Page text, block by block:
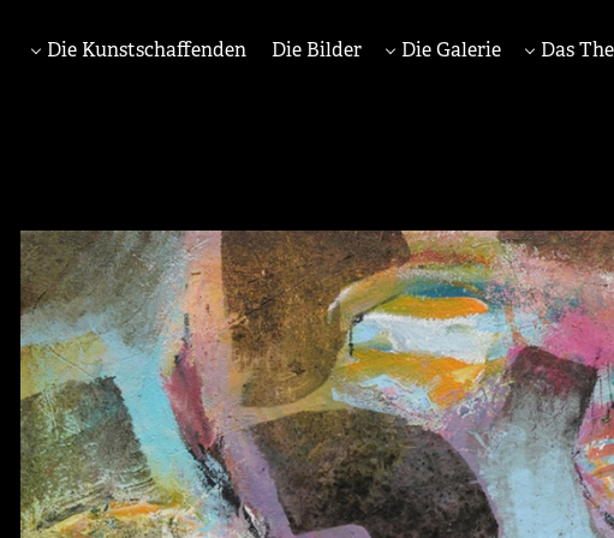
Die Kunstschaffenden Die Bilder Die Galerie Das